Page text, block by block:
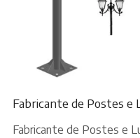
Fabricante de Postes e
Fabricante de Postes e